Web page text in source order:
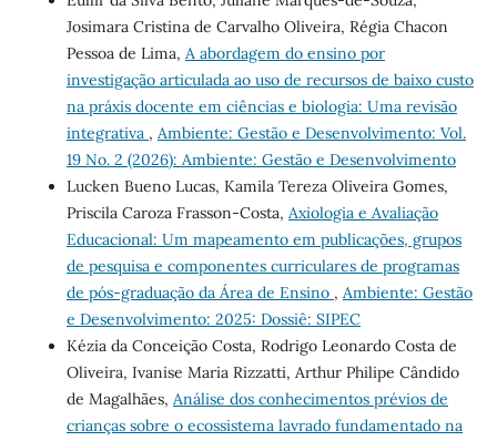
Josimara Cristina de Carvalho Oliveira, Régia Chacon
Pessoa de Lima, A abordagem do ensino por
investigação articulada ao uso de recursos de baixo custo
na práxis docente em ciências e biologia: Uma revisão
integrativa , Ambiente: Gestão e Desenvolvimento: Vol.
19 No. 2 (2026): Ambiente: Gestão e Desenvolvimento
Lucken Bueno Lucas, Kamila Tereza Oliveira Gomes,
Priscila Caroza Frasson-Costa, Axiologia e Avaliação
Educacional: Um mapeamento em publicações, grupos
de pesquisa e componentes curriculares de programas
de pós-graduação da Área de Ensino , Ambiente: Gestão
e Desenvolvimento: 2025: Dossiê: SIPEC
Kézia da Conceição Costa, Rodrigo Leonardo Costa de
Oliveira, Ivanise Maria Rizzatti, Arthur Philipe Cândido
de Magalhães, Análise dos conhecimentos prévios de
crianças sobre o ecossistema lavrado fundamentado na